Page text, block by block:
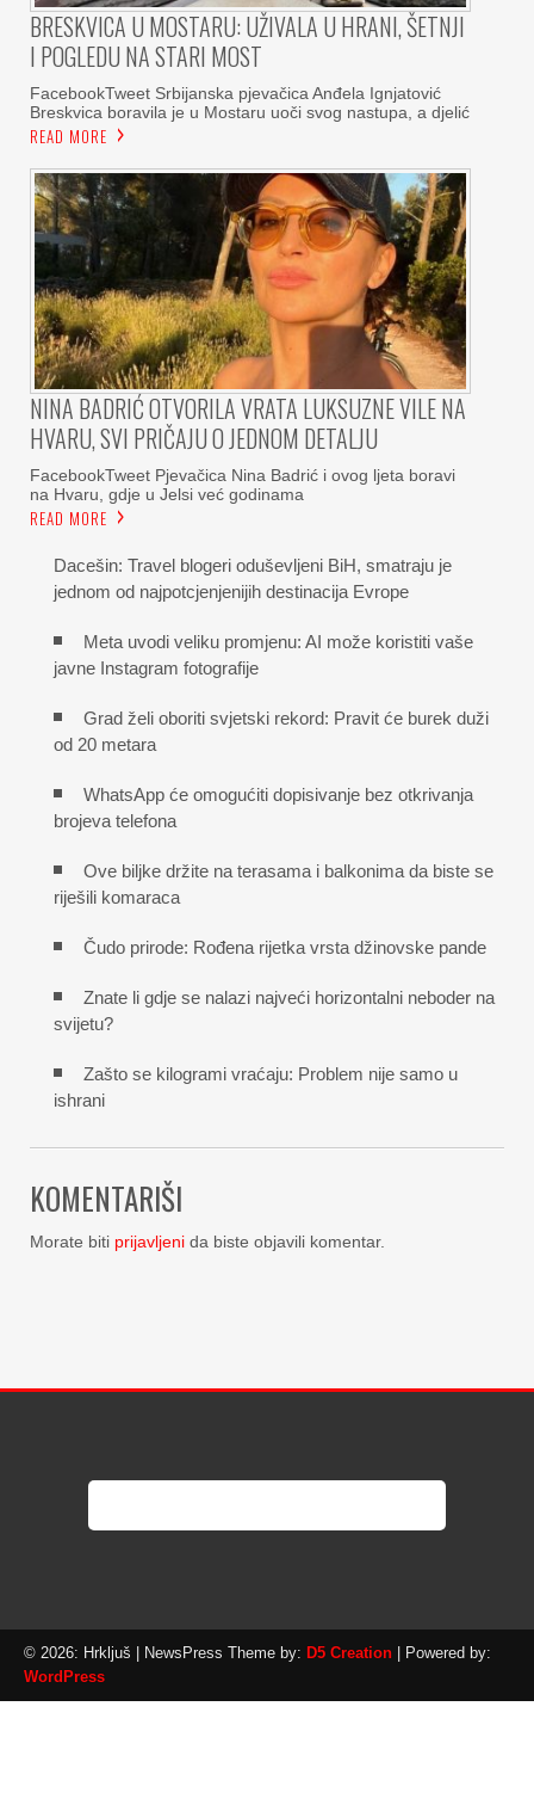
BRESKVICA U MOSTARU: UŽIVALA U HRANI, ŠETNJI
I POGLEDU NA STARI MOST
FacebookTweet Srbijanska pjevačica Anđela Ignjatović
Breskvica boravila je u Mostaru uoči svog nastupa, a djelić
READ MORE
NINA BADRIĆ OTVORILA VRATA LUKSUZNE VILE NA
HVARU, SVI PRIČAJU O JEDNOM DETALJU
FacebookTweet Pjevačica Nina Badrić i ovog ljeta boravi
na Hvaru, gdje u Jelsi već godinama
READ MORE
Dacešin: Travel blogeri oduševljeni BiH, smatraju je
jednom od najpotcjenjenijih destinacija Evrope
Meta uvodi veliku promjenu: AI može koristiti vaše
javne Instagram fotografije
Grad želi oboriti svjetski rekord: Pravit će burek duži
od 20 metara
WhatsApp će omogućiti dopisivanje bez otkrivanja
brojeva telefona
Ove biljke držite na terasama i balkonima da biste se
riješili komaraca
Čudo prirode: Rođena rijetka vrsta džinovske pande
Znate li gdje se nalazi najveći horizontalni neboder na
svijetu?
Zašto se kilogrami vraćaju: Problem nije samo u
ishrani
KOMENTARIŠI
Morate biti prijavljeni da biste objavili komentar.
© 2026: Hrkljuš | NewsPress Theme by: D5 Creation | Powered by:
WordPress